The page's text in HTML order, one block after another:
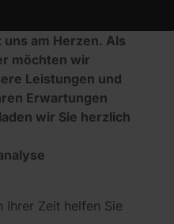
am Herzen. Als
möchten wir
Leistungen und
Erwartungen
wir Sie herzlich
Ihrer Zeit helfen Sie